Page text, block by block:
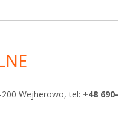
200 Wejherowo, tel: +48 690-